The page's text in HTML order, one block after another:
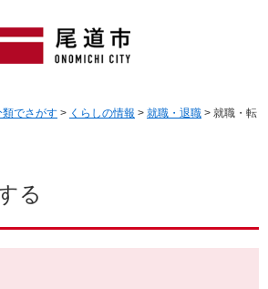
類でさがす > くらしの情報 > 就職・退職 > 就職・転
る